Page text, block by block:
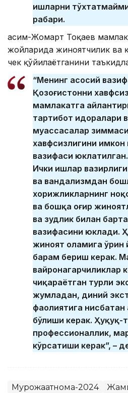
ишларни
раҳбари.
Қасим-Жомарт Тоқаев
жойларида жиноятчилик ва
чек қўйилаётганини
“Менинг асосий
Қозоғистонни
мамлакатга
тартибот идоралари
муассасалар
хавфсизлигини
вазифаси юклатилган.
Ички ишлар
ва вандализмдан
хорижликларнинг
ва бошқа оғир
ва зудлик билан
вазифасини юклади.
жиноят оламига ўрин
барҳам бериш керак.
вайронагарчиликлар
чиқараётган турли
жумладан, диний
фаолиятига нисбатан
бўлиши керак. Ҳуқуқ-
профессионаллик,
кўрсатиши керак”, –
Мурожаатнома-2024